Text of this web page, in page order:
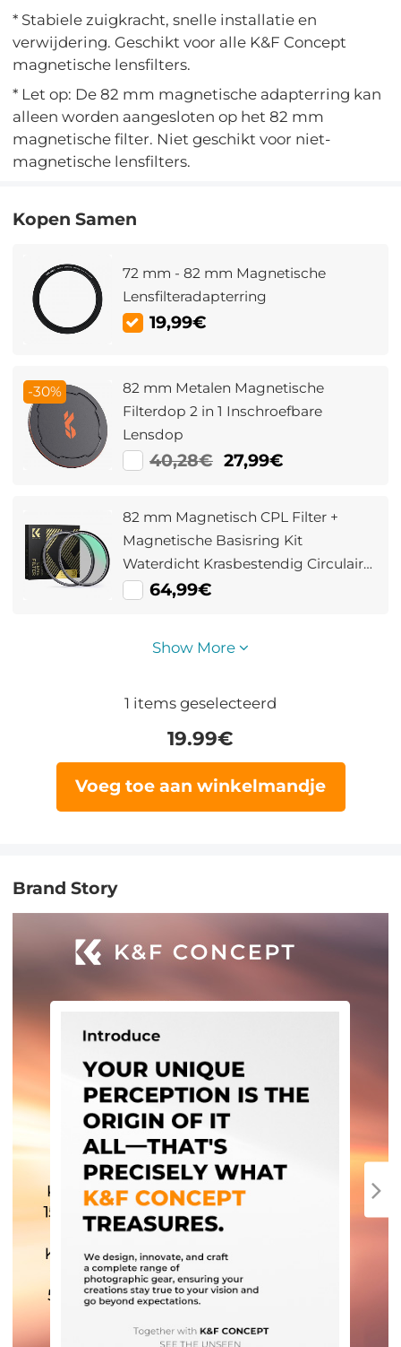
* Stabiele zuigkracht, snelle installatie en
verwijdering. Geschikt voor alle K&F Concept
magnetische lensfilters.
* Let op: De 82 mm magnetische adapterring kan
alleen worden aangesloten op het 82 mm
magnetische filter. Niet geschikt voor niet-
magnetische lensfilters.
Kopen Samen
72 mm - 82 mm Magnetische
Lensfilteradapterring
19,99€
-30%
82 mm Metalen Magnetische
Filterdop 2 in 1 Inschroefbare
Lensdop
40,28€ 27,99€
82 mm Magnetisch CPL Filter +
Magnetische Basisring Kit
Waterdicht Krasbestendig Circulair
Polarisatiefilter Met 28 Multi
64,99€
Show More
1 items geselecteerd
19.99€
Voeg toe aan winkelmandje
Brand Story